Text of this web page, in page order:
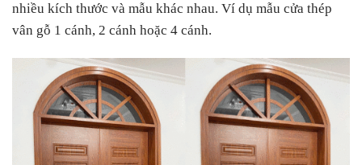
nhiều kích thước và mẫu khác nhau. Ví dụ mẫu cửa thép
vân gỗ 1 cánh, 2 cánh hoặc 4 cánh.